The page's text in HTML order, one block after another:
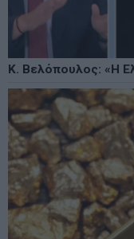
Κ. Βελόπουλος: «Η